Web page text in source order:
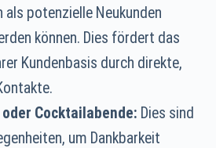
als potenzielle Neukunden
können. Dies fördert das
Kundenbasis durch direkte,
Cocktailabende: Dies sind
um Dankbarkeit